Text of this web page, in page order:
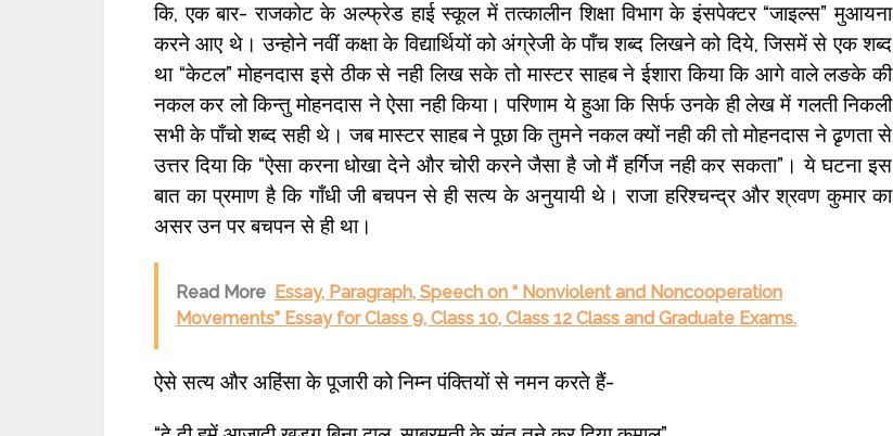
कि, एक बार- राजकोट के अल्फ्रेड हाई स्कूल में तत्कालीन शिक्षा विभाग के इंसपेक्टर “जाइल्स” मुआयना
करने आए थे। उन्होने नवीं कक्षा के विद्यार्थियों को अंग्रेजी के पाँच शब्द लिखने को दिये, जिसमें से एक शब्द
था “केटल” मोहनदास इसे ठीक से नही लिख सके तो मास्टर साहब ने ईशारा किया कि आगे वाले लङके की
नकल कर लो किन्तु मोहनदास ने ऐसा नही किया। परिणाम ये हुआ कि सिर्फ उनके ही लेख में गलती निकली
सभी के पाँचो शब्द सही थे। जब मास्टर साहब ने पूछा कि तुमने नकल क्यों नही की तो मोहनदास ने ढृणता से
उत्तर दिया कि “ऐसा करना धोखा देने और चोरी करने जैसा है जो मैं हर्गिज नही कर सकता”। ये घटना इस
बात का प्रमाण है कि गाँधी जी बचपन से ही सत्य के अनुयायी थे। राजा हरिश्चन्द्र और श्रवण कुमार का
असर उन पर बचपन से ही था।
Read More Essay, Paragraph, Speech on “ Nonviolent and Noncooperation
Movements” Essay for Class 9, Class 10, Class 12 Class and Graduate Exams.
ऐसे सत्य और अहिंसा के पूजारी को निम्न पंक्तियों से नमन करते हैं-